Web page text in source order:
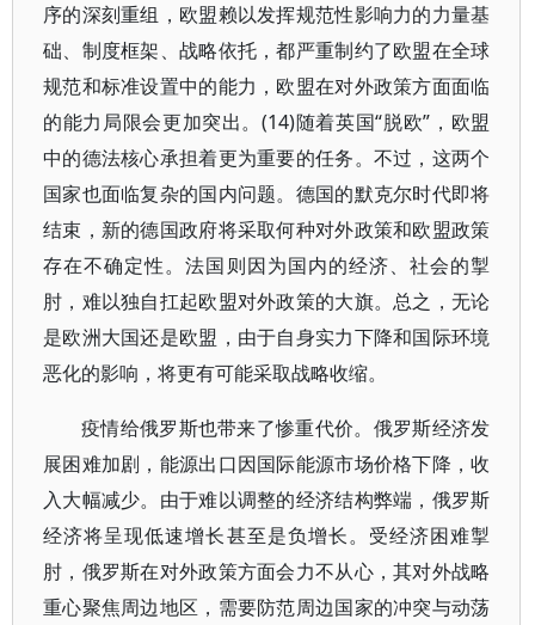
序的深刻重组，欧盟赖以发挥规范性影响力的力量基
础、制度框架、战略依托，都严重制约了欧盟在全球
规范和标准设置中的能力，欧盟在对外政策方面面临
的能力局限会更加突出。(14)随着英国“脱欧”，欧盟
中的德法核心承担着更为重要的任务。不过，这两个
国家也面临复杂的国内问题。德国的默克尔时代即将
结束，新的德国政府将采取何种对外政策和欧盟政策
存在不确定性。法国则因为国内的经济、社会的掣
肘，难以独自扛起欧盟对外政策的大旗。总之，无论
是欧洲大国还是欧盟，由于自身实力下降和国际环境
恶化的影响，将更有可能采取战略收缩。
疫情给俄罗斯也带来了惨重代价。俄罗斯经济发
展困难加剧，能源出口因国际能源市场价格下降，收
入大幅减少。由于难以调整的经济结构弊端，俄罗斯
经济将呈现低速增长甚至是负增长。受经济困难掣
肘，俄罗斯在对外政策方面会力不从心，其对外战略
重心聚焦周边地区，需要防范周边国家的冲突与动荡